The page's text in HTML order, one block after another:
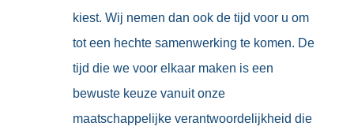
kiest. Wij nemen dan ook de tijd voor u om
tot een hechte samenwerking te komen. De
tijd die we voor elkaar maken is een
bewuste keuze vanuit onze
maatschappelijke verantwoordelijkheid die